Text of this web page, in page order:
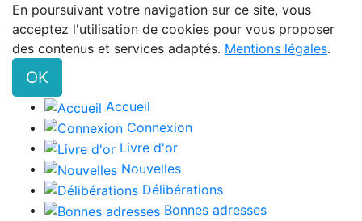
En poursuivant votre navigation sur ce site, vous
acceptez l'utilisation de cookies pour vous proposer
des contenus et services adaptés. Mentions légales.
OK
Accueil
Connexion
Livre d'or
Nouvelles
Délibérations
Bonnes adresses